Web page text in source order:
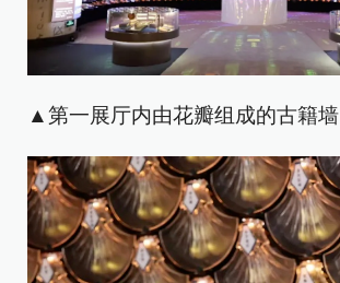
▲第一展厅内由花瓣组成的古籍墙